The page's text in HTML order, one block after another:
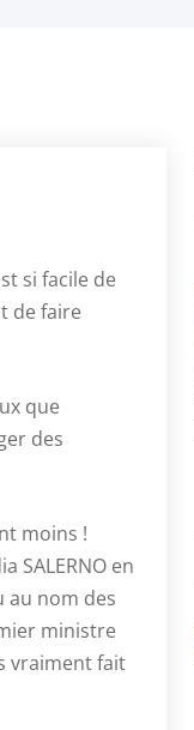
si facile de
de faire
que
des
moins !
SALERNO en
au nom des
ministre
vraiment fait